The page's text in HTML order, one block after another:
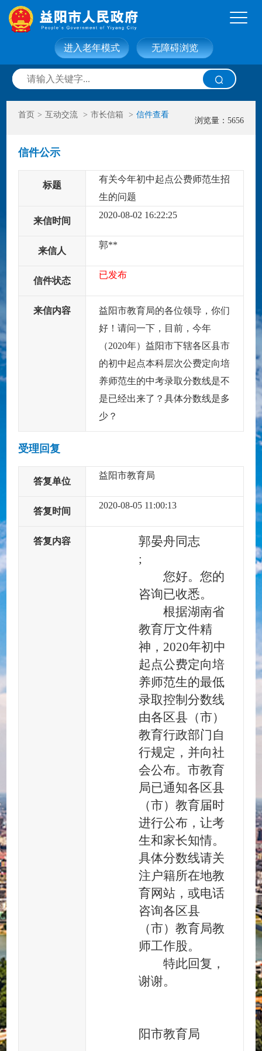
网站首页 走进益阳
信息公开 政务服务
无障碍浏览
进入老年模式
首页 > 互动交流 > 市长信箱 > 信件查看
浏览量：5656
信件公示
标题
有关今年初中起点公费师范生招
生的问题
来信时间
2020-08-02 16:22:25
来信人
郭**
信件状态
已发布
来信内容
益阳市教育局的各位领导，你们
好！请问一下，目前，今年
（2020年）益阳市下辖各区县市
的初中起点本科层次公费定向培
养师范生的中考录取分数线是不
是已经出来了？具体分数线是多
少？
受理回复
答复单位
益阳市教育局
答复时间
2020-08-05 11:00:13
答复内容
郭晏舟同志
;
您好。您的
咨询已收悉。
根据湖南省
教育厅文件精
神， 2020年初中
起点公费定向培
养师范生的最低
录取控制分数线
由各区县（市）
教育行政部门自
行规定，并向社
会公布。市教育
局已通知各区县
（市）教育届时
进行公布，让考
生和家长知情。
具体分数线请关
注户籍所在地教
育网站，或电话
咨询各区县
（市）教育局教
师工作股。
特此回复，
谢谢。
阳市教育局